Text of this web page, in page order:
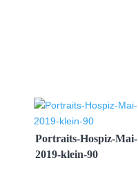
Portraits-Hospiz-Mai-
2019-klein-90